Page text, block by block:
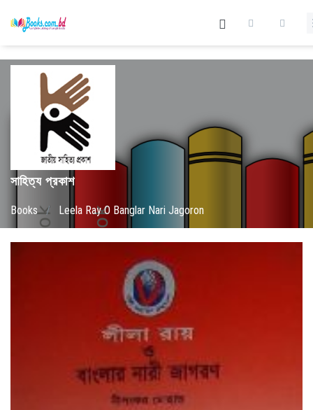
সাহিত্য প্রকাশ
Books / Leela Ray O Banglar Nari Jagoron